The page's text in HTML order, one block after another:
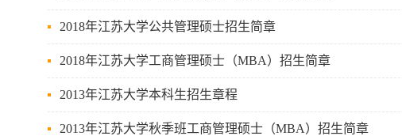
2018年江苏大学公共管理硕士招生简章
2018年江苏大学工商管理硕士（MBA）招生简章
2013年江苏大学本科生招生章程
2013年江苏大学秋季班工商管理硕士（MBA）招生简章